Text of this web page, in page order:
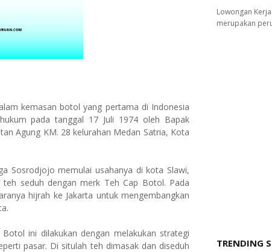
kemasan botol yang pertama di Indonesia
pada tanggal 17 Juli 1974 oleh Bapak
Agung KM. 28 kelurahan Medan Satria, Kota
Sosrodjojo memulai usahanya di kota Slawi,
seduh dengan merk Teh Cap Botol. Pada
hijrah ke Jakarta untuk mengembangkan
ini dilakukan dengan melakukan strategi
pasar. Di situlah teh dimasak dan diseduh
Lowongan
merupakan
TRENDING